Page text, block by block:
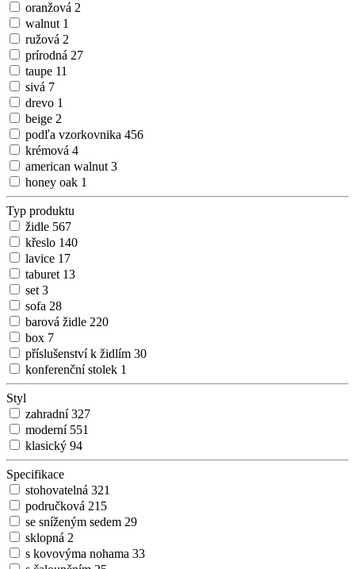
oranžová 2
walnut 1
ružová 2
prírodná 27
taupe 11
sivá 7
drevo 1
beige 2
podľa vzorkovnika 456
krémová 4
american walnut 3
honey oak 1
Typ produktu
židle 567
křeslo 140
lavice 17
taburet 13
set 3
sofa 28
barová židle 220
box 7
příslušenství k židlím 30
konferenční stolek 1
Styl
zahradní327
moderní 551
klasický 94
Specifikace
stohovatelná 321
područková 215
se sníženým sedem 29
sklopná 2
s kovovýma nohama 33